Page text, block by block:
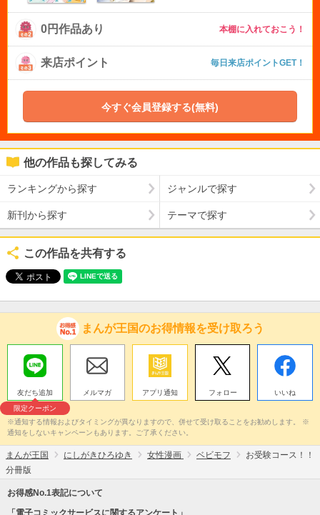
0円作品あり 本棚に入れておこう！
来店ポイント 毎日来店ポイントGET！
今すぐ会員登録する(無料)
他の作品も探してみる
ランキングから探す ジャンルで探す
新刊から探す テーマで探す
この作品を共有する
まんが王国のお得情報を受け取ろう
友だち追加
限定クーポン
メルマガ アプリ通知 フォロー いいね
※通知する情報およびタイミングが異なりますので、併せて受け取ることをお勧めします。 ※
通知をしないキャンペーンもあります。ご了承ください。
まんが王国 にしがきひろゆき 女性漫画 ベビモフ
お受験コース！！
分冊版
お得感No.1表記について